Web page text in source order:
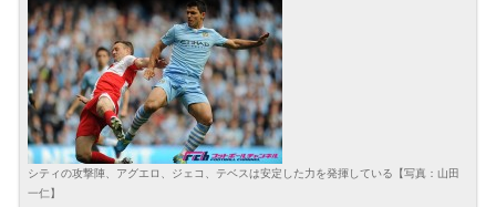
シティの攻撃陣、アグエロ、ジェコ、テベスは安定した力を発揮している【写真：山田
一仁】